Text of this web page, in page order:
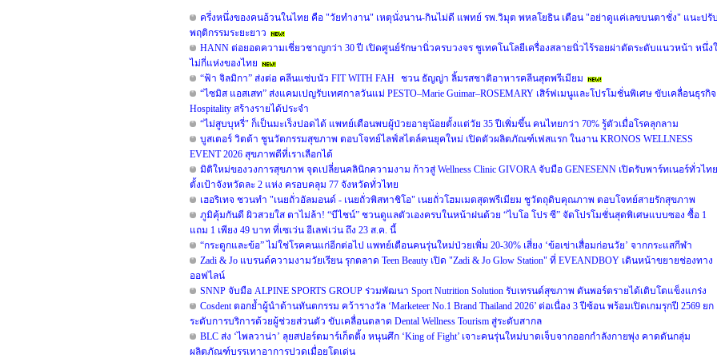
ครึ่งหนึ่งของคนอ้วนในไทย คือ "วัยทำงาน" เหตุนั่งนาน-กินไม่ดี แพทย์ รพ.วิมุต พหลโยธิน เตือน "อย่าดูแค่เลขบนตาชั่ง" แนะปรับ
พฤติกรรมระยะยาว
HANN ต่อยอดความเชี่ยวชาญกว่า 30 ปี เปิดศูนย์รักษานิ่วครบวงจร ชูเทคโนโลยีเครื่องสลายนิ่วไร้รอยผ่าตัดระดับแนวหน้า หนึ่ง
ไม่กี่แห่งของไทย
“ฟ้า จิลมิกา” ส่งต่อ คลีนแซ่บนัว FIT WITH FAH ชวน ธัญญ่า ลิ้มรสชาติอาหารคลีนสุดพรีเมียม
“ไซมิส แอสเสท” ส่งแคมเปญรับเทศกาลวันแม่ PESTO–Marie Guimar–ROSEMARY เสิร์ฟเมนูและโปรโมชั่นพิเศษ ขับเคลื่อนธุรกิจ
Hospitality สร้างรายได้ประจำ
“ไม่สูบบุหรี่" ก็เป็นมะเร็งปอดได้ แพทย์เตือนพบผู้ป่วยอายุน้อยตั้งแต่วัย 35 ปีเพิ่มขึ้น คนไทยกว่า 70% รู้ตัวเมื่อโรคลุกลาม
บูสเตอร์ วิตต้า ชูนวัตกรรมสุขภาพ ตอบโจทย์ไลฟ์สไตล์คนยุคใหม่ เปิดตัวผลิตภัณฑ์เฟสแรก ในงาน KRONOS WELLNESS
EVENT 2026 สุขภาพดีที่เราเลือกได้
มิติใหม่ของวงการสุขภาพ จุดเปลี่ยนคลินิกความงาม ก้าวสู่ Wellness Clinic GIVORA จับมือ GENESENN เปิดรับพาร์ทเนอร์ทั่วไทย
ตั้งเป้าจังหวัดละ 2 แห่ง ครอบคลุม 77 จังหวัดทั่วไทย
เฮอริเทจ ชวนทำ "เนยถั่วอัลมอนด์ - เนยถั่วพิสทาชิโอ" เนยถั่วโฮมเมดสุดพรีเมียม ชูวัตถุดิบคุณภาพ ตอบโจทย์สายรักสุขภาพ
ภูมิคุ้มกันดี ผิวสวยใส ตาไม่ล้า! “บีไชน์” ชวนดูแลตัวเองครบในหน้าฝนด้วย “ไบโอ โปร ซี” จัดโปรโมชั่นสุดพิเศษแบบซอง ซื้อ 1
แถม 1 เพียง 49 บาท ที่เซเว่น อีเลฟเว่น ถึง 23 ส.ค. นี้
“กระดูกและข้อ” ไม่ใช่โรคคนแก่อีกต่อไป แพทย์เตือนคนรุ่นใหม่ป่วยเพิ่ม 20-30% เสี่ยง ‘ข้อเข่าเสื่อมก่อนวัย’ จากกระแสกีฬา
Zadi & Jo แบรนด์ความงามวัยเรียน รุกตลาด Teen Beauty เปิด "Zadi & Jo Glow Station" ที่ EVEANDBOY เดินหน้าขยายช่องทาง
ออฟไลน์
SNNP จับมือ ALPINE SPORTS GROUP ร่วมพัฒนา Sport Nutrition Solution รับเทรนด์สุขภาพ ดันพอร์ตรายได้เติบโตแข็งแกร่ง
Cosdent ตอกย้ำผู้นำด้านทันตกรรม คว้ารางวัล ‘Marketeer No.1 Brand Thailand 2026’ ต่อเนื่อง 3 ปีซ้อน พร้อมเปิดเกมรุกปี 2569 ยก
ระดับการบริการด้วยผู้ช่วยส่วนตัว ขับเคลื่อนตลาด Dental Wellness Tourism สู่ระดับสากล
BLC ส่ง ‘ไพลวาน่า’ ลุยสปอร์ตมาร์เก็ตติ้ง หนุนศึก ‘King of Fight’ เจาะคนรุ่นใหม่บาดเจ็บจากออกกำลังกายพุ่ง คาดดันกลุ่ม
ผลิตภัณฑ์บรรเทาอาการปวดเมื่อยโตเด่น